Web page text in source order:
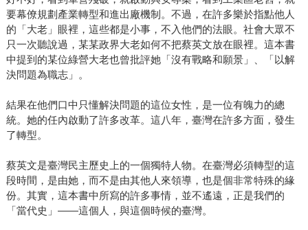
要幕僚規劃產業轉型和進出廠機制。不過，在許多樂於指點他人
的「大老」眼裡，這些都是小事，不入他們的法眼。社會大眾不
只一次聽說過，某某政界大老如何不把蔡英文放在眼裡。這本書
中提到的某位綠營大老也曾批評她「沒有戰略和願景」、「以解
決問題為職志」。
結果在他們口中只懂解決問題的這位女性，是一位有魄力的總
統。她的任內啟動了許多改革。這八年，臺灣在許多方面，發生
了轉型。
蔡英文是臺灣民主歷史上的一個獨特人物。在臺灣必須轉型的這
段時間，是由她，而不是由其他人來領導，也是個非常特殊的緣
份。其實，這本書中所寫的許多事情，並不遙遠，正是我們的
「當代史」——這個人，與這個時候的臺灣。